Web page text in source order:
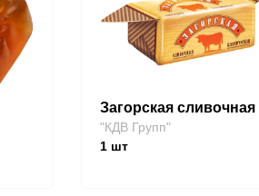
Загорская сливочная
"КДВ Групп"
1 шт